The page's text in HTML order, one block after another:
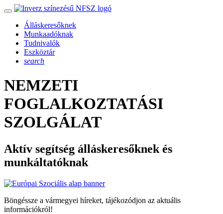
Álláskeresőknek
Munkaadóknak
Tudnivalók
Eszköztár
search
NEMZETI
FOGLALKOZTATÁSI
SZOLGÁLAT
Aktív segítség álláskeresőknek és
munkáltatóknak
Böngéssze a vármegyei híreket, tájékozódjon az aktuális
információkról!